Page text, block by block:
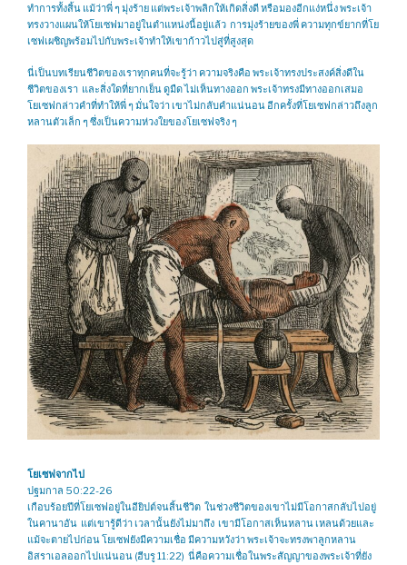
ทำการทั้งสิ้น แม้ว่าพี่ ๆ มุ่งร้าย แต่พระเจ้าพลิกให้เกิดสิ่งดี หรือมองอีกแง่หนึ่ง พระเจ้า
ทรงวางแผนให้โยเซฟมาอยู่ในตำแหน่งนี้อยู่แล้ว การมุ่งร้ายของพี่ ความทุกข์ยากที่โย
เซฟเผชิญพร้อมไปกับพระเจ้าทำให้เขาก้าวไปสู่ที่สูงสุด
นี่เป็นบทเรียนชีวิตของเราทุกคนที่จะรู้ว่า ความจริงคือ พระเจ้าทรงประสงค์สิ่งดีใน
ชีวิตของเรา และสิ่งใดที่ยากเย็น ดูมืด ไม่เห็นทางออก พระเจ้าทรงมีทางออกเสมอ
โยเซฟกล่าวคำที่ทำให้พี่ ๆ มั่นใจว่า เขาไม่กลับคำแน่นอน อีกครั้งที่โยเซฟกล่าวถึงลูก
หลานตัวเล็ก ๆ ซึ่งเป็นความห่วงใยของโยเซฟจริง ๆ
โยเซฟจากไป
ปฐมกาล 50:22-26
เกือบร้อยปีที่โยเซฟอยู่ในอียิปต์จนสิ้นชีวิต ในช่วงชีวิตของเขาไม่มีโอกาสกลับไปอยู่
ในคานาอัน แต่เขารู้ดีว่า เวลานั้นยังไม่มาถึง เขามีโอกาสเห็นหลาน เหลนด้วยและ
แม้จะตายไปก่อน โยเซฟยังมีความเชื่อ มีความหวังว่า พระเจ้าจะทรงพาลูกหลาน
อิสราเอลออกไปแน่นอน (ฮีบรู 11:22) นี่คือความเชื่อในพระสัญญาของพระเจ้าที่ยัง